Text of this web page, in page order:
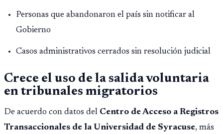
Personas que abandonaron el país sin notificar al
Gobierno
Casos administrativos cerrados sin resolución judicial
Crece el uso de la salida voluntaria
en tribunales migratorios
De acuerdo con datos del Centro de Acceso a Registros
Transaccionales de la Universidad de Syracuse, más